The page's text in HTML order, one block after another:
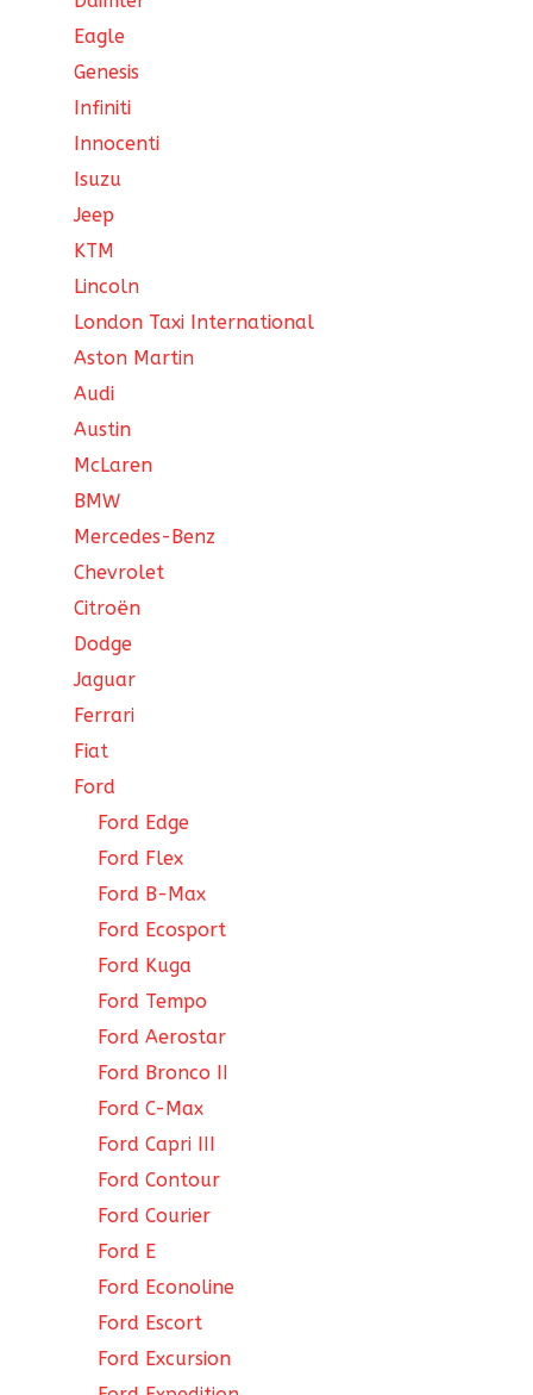
Eagle
Genesis
Infiniti
Innocenti
Isuzu
Jeep
KTM
Lincoln
London Taxi International
Aston Martin
Audi
Austin
McLaren
BMW
Mercedes-Benz
Chevrolet
Citroën
Dodge
Jaguar
Ferrari
Fiat
Ford
Ford Edge
Ford Flex
Ford B-Max
Ford Ecosport
Ford Kuga
Ford Tempo
Ford Aerostar
Ford Bronco II
Ford C-Max
Ford Capri III
Ford Contour
Ford Courier
Ford E
Ford Econoline
Ford Escort
Ford Excursion